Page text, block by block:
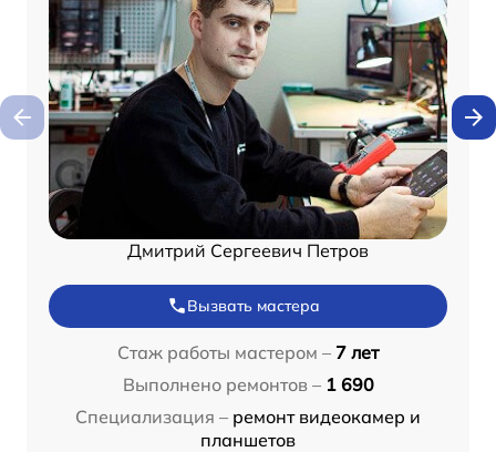
Дмитрий Сергеевич Петров
Вызвать мастера
Стаж работы мастером – 7 лет
Выполнено ремонтов – 1 690
Специализация – ремонт видеокамер и
планшетов